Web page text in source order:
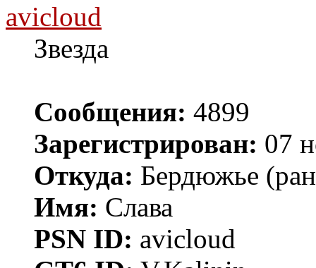
avicloud
Звезда
Сообщения: 4899
Зарегистрирован: 07
Откуда: Бердюжье
Имя: Слава
PSN ID: avicloud